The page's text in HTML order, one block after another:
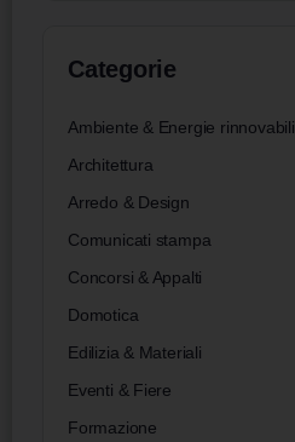
Categorie
Ambiente & Energie rinnovabili
Architettura
Arredo & Design
Comunicati stampa
Concorsi & Appalti
Domotica
Edilizia & Materiali
Eventi & Fiere
Formazione